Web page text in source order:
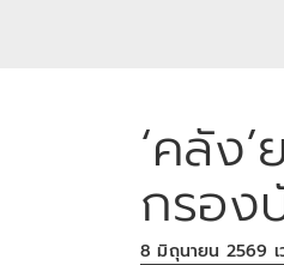
‘คลัง
กรอง
8 มิถุนายน 2569 เ